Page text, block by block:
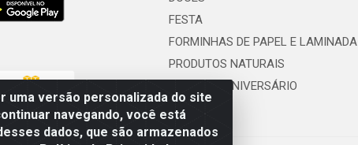
versão personalizada do site
navegando, você está
dados, que são armazenados
FESTA
FORMINHAS DE PAPEL E LAMINADA
PRODUTOS NATURAIS
VELAS DE ANIVERSÁRIO